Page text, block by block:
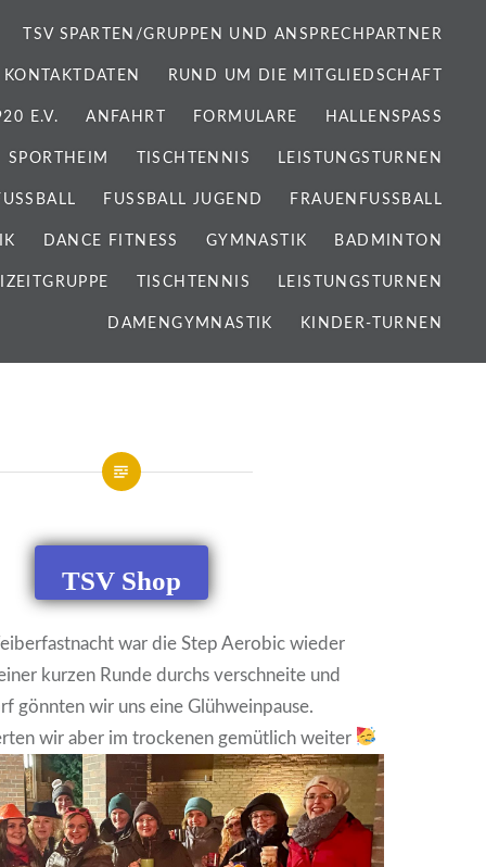
TSV SPARTEN/GRUPPEN UND ANSPRECHPARTNER
RUND UM DIE MITGLIEDSCHAFT
E.V. ANFAHRT FORMULARE HALLENSPASS
SPORTHEIM TISCHTENNIS LEISTUNGSTURNEN
FUSSBALL JUGEND FRAUENFUSSBALL
DANCE FITNESS GYMNASTIK BADMINTON
TISCHTENNIS LEISTUNGSTURNEN
DAMENGYMNASTIK KINDER-TURNEN
TSV Shop
war die Step Aerobic wieder
kurzen Runde durchs verschneite und
gönnten wir uns eine Glühweinpause.
wir aber im trockenen gemütlich weiter